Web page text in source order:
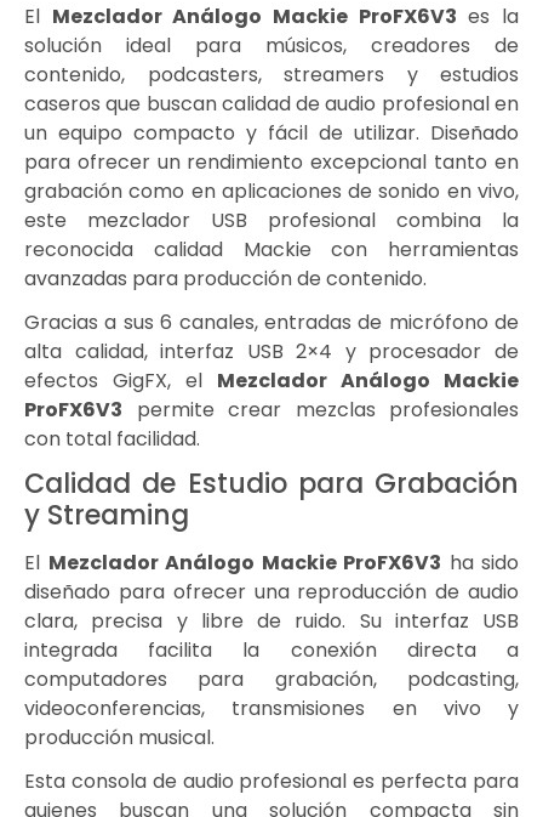
El Mezclador Análogo Mackie ProFX6V3 es la
solución ideal para músicos, creadores de
contenido, podcasters, streamers y estudios
caseros que buscan calidad de audio profesional en
un equipo compacto y fácil de utilizar. Diseñado
para ofrecer un rendimiento excepcional tanto en
grabación como en aplicaciones de sonido en vivo,
este mezclador USB profesional combina la
reconocida calidad Mackie con herramientas
avanzadas para producción de contenido.
Gracias a sus 6 canales, entradas de micrófono de
alta calidad, interfaz USB 2×4 y procesador de
efectos GigFX, el Mezclador Análogo Mackie
ProFX6V3 permite crear mezclas profesionales
con total facilidad.
Calidad de Estudio para Grabación
y Streaming
El Mezclador Análogo Mackie ProFX6V3 ha sido
diseñado para ofrecer una reproducción de audio
clara, precisa y libre de ruido. Su interfaz USB
integrada facilita la conexión directa a
computadores para grabación, podcasting,
videoconferencias, transmisiones en vivo y
producción musical.
Esta consola de audio profesional es perfecta para
quienes buscan una solución compacta sin